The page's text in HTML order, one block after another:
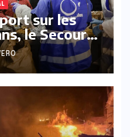
sur les
le Secours
perd un